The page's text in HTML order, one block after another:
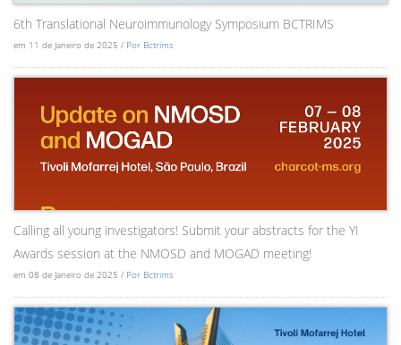
6th Translational Neuroimmunology Symposium BCTRIMS
em 11 de Janeiro de 2025 / Por Bctrims
Calling all young investigators! Submit your abstracts for the YI
Awards session at the NMOSD and MOGAD meeting!
em 08 de Janeiro de 2025 / Por Bctrims